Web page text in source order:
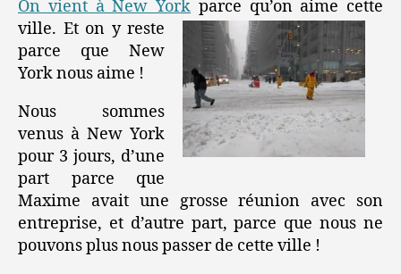
On vient à New York parce qu’on aime cette
ville. Et on y reste
parce que New
York nous aime !
Nous sommes
venus à New York
pour 3 jours, d’une
part parce que
Maxime avait une grosse réunion avec son
entreprise, et d’autre part, parce que nous ne
pouvons plus nous passer de cette ville !